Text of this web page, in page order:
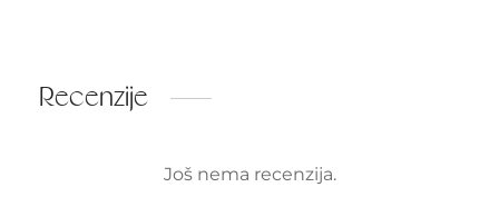
Recenzije
Još nema recenzija.